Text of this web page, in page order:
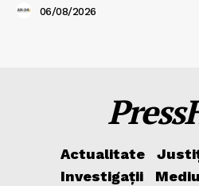
06/08/2026
Actualitate
Investigații
Mediu